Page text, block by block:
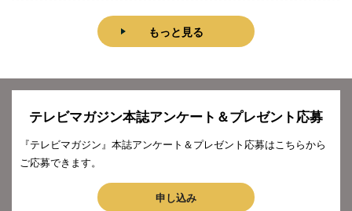
もっと見る
テレビマガジン本誌アンケート＆プレゼント応募
『テレビマガジン』本誌アンケート＆プレゼント応募はこちらから
ご応募できます。
申し込み